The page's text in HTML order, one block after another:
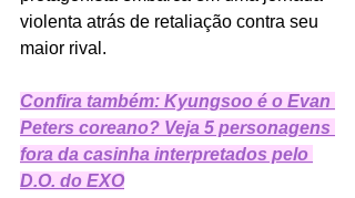
violenta atrás de retaliação contra seu
maior rival.
Confira também: Kyungsoo é o Evan
Peters coreano? Veja 5 personagens
fora da casinha interpretados pelo
D.O. do EXO